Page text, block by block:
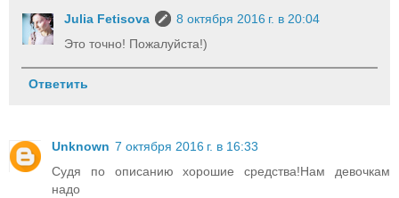
Julia Fetisova
8 октября 2016 г. в 20:04
Это точно! Пожалуйста!)
Ответить
Unknown 7 октября 2016 г. в 16:33
Судя по описанию хорошие средства!Нам девочкам
надо